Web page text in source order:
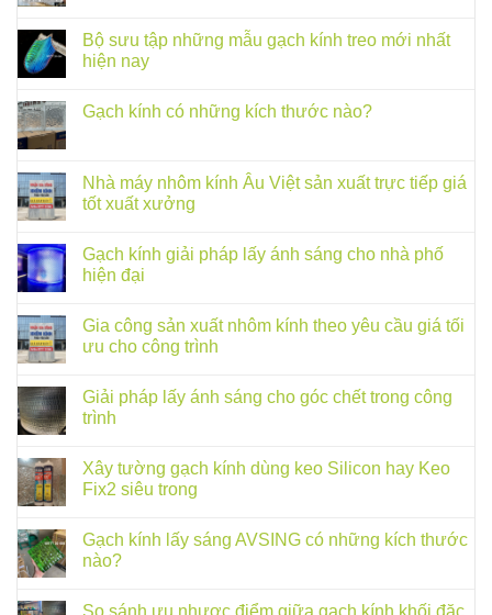
Bộ sưu tập những mẫu gạch kính treo mới nhất
hiện nay
Gạch kính có những kích thước nào?
Nhà máy nhôm kính Âu Việt sản xuất trực tiếp giá
tốt xuất xưởng
Gạch kính giải pháp lấy ánh sáng cho nhà phố
hiện đại
Gia công sản xuất nhôm kính theo yêu cầu giá tối
ưu cho công trình
Giải pháp lấy ánh sáng cho góc chết trong công
trình
Xây tường gạch kính dùng keo Silicon hay Keo
Fix2 siêu trong
Gạch kính lấy sáng AVSING có những kích thước
nào?
So sánh ưu nhược điểm giữa gạch kính khối đặc